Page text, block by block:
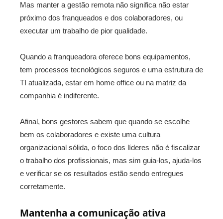
Mas manter a gestão remota não significa não estar
próximo dos franqueados e dos colaboradores, ou
executar um trabalho de pior qualidade.
Quando a franqueadora oferece bons equipamentos,
tem processos tecnológicos seguros e uma estrutura de
TI atualizada, estar em home office ou na matriz da
companhia é indiferente.
Afinal, bons gestores sabem que quando se escolhe
bem os colaboradores e existe uma cultura
organizacional sólida, o foco dos líderes não é fiscalizar
o trabalho dos profissionais, mas sim guia-los, ajuda-los
e verificar se os resultados estão sendo entregues
corretamente.
Mantenha a comunicação ativa